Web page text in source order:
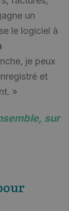
un
le logiciel à
je peux
et
»
sur